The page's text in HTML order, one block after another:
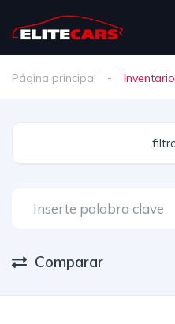
Página principal Inventario
Comparar